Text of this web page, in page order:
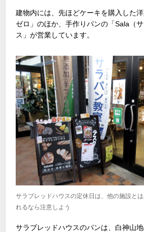
建物内には、先ほどケーキを購入した
ゼロ」のほか、手作りパンの「Sala（
ス」が営業しています。
サラブレッドハウスの定休日は、他の施設と
れるなら注意しよう
サラブレッドハウスのパンは、白神山